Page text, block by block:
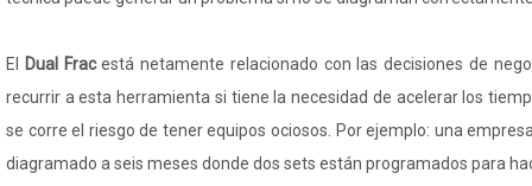
El Dual Fracestá netamente relacionado con las decisiones de
recurrir a esta herramienta si tiene la necesidad de acelerar los
se corre el riesgo de tener equipos ociosos. Por ejemplo: una
diagramado a seis meses donde dos sets están programados para